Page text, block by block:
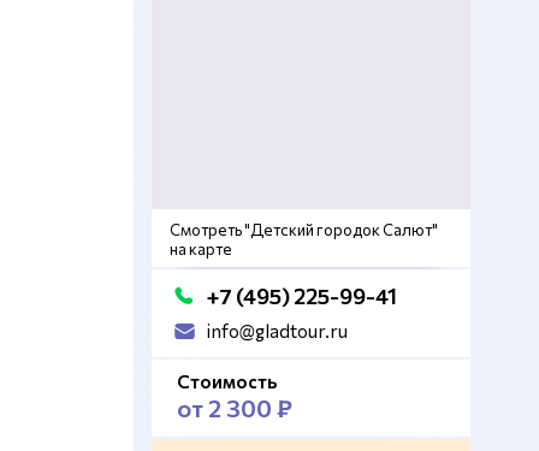
Смотреть "Детский городок Салют"
на карте
+7 (495) 225-99-41
info@gladtour.ru
Стоимость
от 2 300 ₽